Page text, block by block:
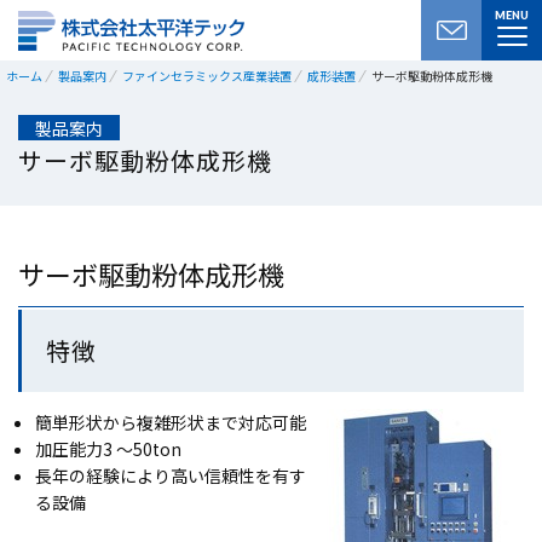
MENU
ホーム 製品案内 ファインセラミックス産業装置 成形装置 サーボ駆動粉体成形機
製品案内
サーボ駆動粉体成形機
サーボ駆動粉体成形機
特徴
簡単形状から複雑形状まで対応可能
加圧能力3 〜50ton
長年の経験により高い信頼性を有す
る設備